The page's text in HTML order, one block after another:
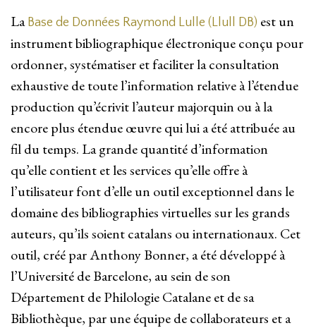
La Base de Données Raymond Lulle (Llull DB) est un
instrument bibliographique électronique conçu pour
ordonner, systématiser et faciliter la consultation
exhaustive de toute l’information relative à l’étendue
production qu’écrivit l’auteur majorquin ou à la
encore plus étendue œuvre qui lui a été attribuée au
fil du temps. La grande quantité d’information
qu’elle contient et les services qu’elle offre à
l’utilisateur font d’elle un outil exceptionnel dans le
domaine des bibliographies virtuelles sur les grands
auteurs, qu’ils soient catalans ou internationaux. Cet
outil, créé par Anthony Bonner, a été développé à
l’Université de Barcelone, au sein de son
Département de Philologie Catalane et de sa
Bibliothèque, par une équipe de collaborateurs et a